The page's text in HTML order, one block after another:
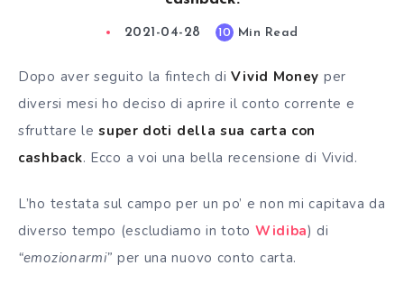
2021-04-28 10 Min Read
Dopo aver seguito la fintech diVivid Money per
diversi mesi ho deciso di aprire ilconto corrente e
sfruttare le super doti della sua carta con
cashback. Ecco a voi una bella recensione di Vivid.
L’ho testata sul campo per un po’ e non mi capitava da
diverso tempo (escludiamo in toto Widiba) di
“emozionarmi” per una nuovo conto carta.